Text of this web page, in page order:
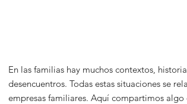
En las familias hay muchos contextos,
desencuentros. Todas estas situaciones se
empresas familiares. Aquí compartimos